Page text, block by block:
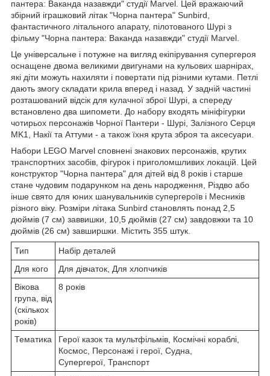
пантера: Ваканда назавжди" студії Marvel. Цей вражаючий
збірний іграшковий літак "Чорна пантера" Sunbird,
фантастичного літального апарату, пілотованого Шурі з
фільму "Чорна пантера: Ваканда назавжди" студії Marvel.
Це універсальне і потужне на вигляд екіпірування супергероя
оснащене двома великими двигунами на кульових шарнірах,
які діти можуть нахиляти і повертати під різними кутами. Петлі
дають змогу складати крила вперед і назад. У задній частині
розташований відсік для кулачної зброї Шурі, а спереду
встановлено два шипомети. До набору входять мініфігурки
чотирьох персонажів Чорної Пантери - Шурі, Залізного Серця
MK1, Накії та Аттуми - а також їхня крута зброя та аксесуари.
Набори LEGO Marvel сповнені знакових персонажів, крутих
транспортних засобів, фігурок і приголомшливих локацій. Цей
конструктор "Чорна пантера" для дітей від 8 років і старше
стане чудовим подарунком на день народження, Різдво або
інше свято для юних шанувальників супергероїв і Месників
різного віку. Розміри літака Sunbird становлять понад 2,5
дюймів (7 см) заввишки, 10,5 дюймів (27 см) завдовжки та 10
дюймів (26 см) завширшки. Містить 355 штук.
Тип
Набір деталей
Для кого
Для дівчаток, Для хлопчиків
Вікова
група, від
(скількох
років)
8 років
Тематика
Герої казок та мультфільмів, Космічні кораблі,
Космос, Персонажі і герої, Судна,
Супергерої, Транспорт